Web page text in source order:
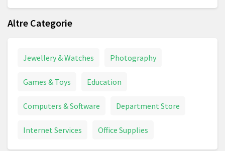
Altre Categorie
Jewellery & Watches Photography
Games & Toys Education
Computers & Software Department Store
Internet Services Office Supplies